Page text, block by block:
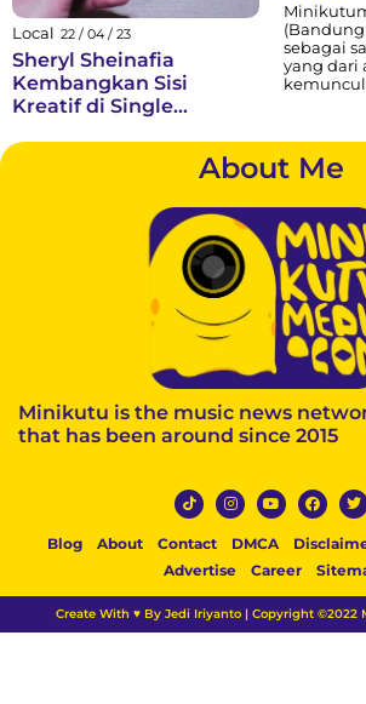
Local 22 / 04 / 23
Sheryl Sheinafia
Kembangkan Sisi
Kreatif di Single
Label Independent, Safe
sebagai
yang dari
bunyi
mencoba
sesuatu
sedikit
dicampur
‘Puan’.
About Me
Minikutu is the music news
that has been around since 2015
Blog About Contact DMCA
Advertise
Career
Create With ♥ By Jedi Iriyanto | Copyright ©2022